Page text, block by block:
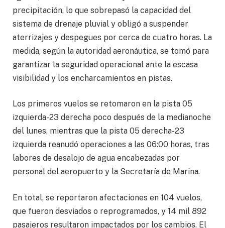
precipitación, lo que sobrepasó la capacidad del
sistema de drenaje pluvial y obligó a suspender
aterrizajes y despegues por cerca de cuatro horas. La
medida, según la autoridad aeronáutica, se tomó para
garantizar la seguridad operacional ante la escasa
visibilidad y los encharcamientos en pistas.
Los primeros vuelos se retomaron en la pista 05
izquierda-23 derecha poco después de la medianoche
del lunes, mientras que la pista 05 derecha-23
izquierda reanudó operaciones a las 06:00 horas, tras
labores de desalojo de agua encabezadas por
personal del aeropuerto y la Secretaría de Marina.
En total, se reportaron afectaciones en 104 vuelos,
que fueron desviados o reprogramados, y 14 mil 892
pasajeros resultaron impactados por los cambios. El